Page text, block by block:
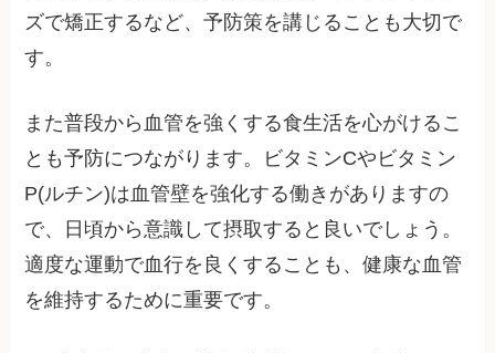
ズで矯正するなど、予防策を講じることも大切で
す。
また普段から血管を強くする食生活を心がけるこ
とも予防につながります。ビタミンCやビタミン
P(ルチン)は血管壁を強化する働きがありますの
で、日頃から意識して摂取すると良いでしょう。
適度な運動で血行を良くすることも、健康な血管
を維持するために重要です。